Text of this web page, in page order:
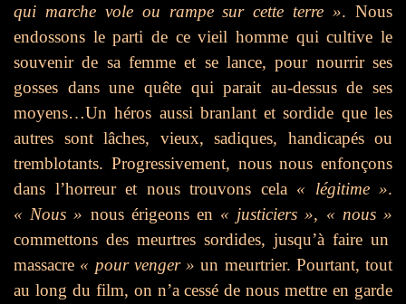
qui marche vole ou rampe sur cette terre ». Nous
endossons le parti de ce vieil homme qui cultive le
souvenir de sa femme et se lance, pour nourrir ses
gosses dans une quête qui parait au-dessus de ses
moyens…Un héros aussi branlant et sordide que les
autres sont lâches, vieux, sadiques, handicapés ou
tremblotants. Progressivement, nous nous enfonçons
dans l’horreur et nous trouvons cela « légitime ».
« Nous » nous érigeons en « justiciers », « nous »
commettons des meurtres sordides, jusqu’à faire un
massacre « pour venger » un meurtrier. Pourtant, tout
au long du film, on n’a cessé de nous mettre en garde